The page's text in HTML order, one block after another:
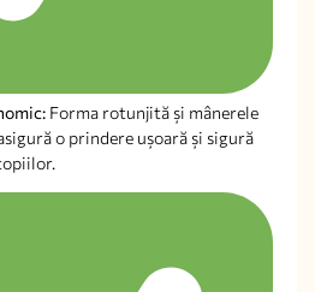
Forma rotunjită și mânerele
o prindere ușoară și sigură